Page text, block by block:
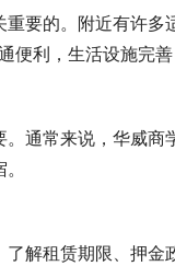
要的。附近有许多
利，生活设施完
通常来说，华威
解租赁期限、押